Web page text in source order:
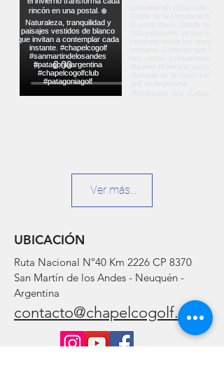
Ver más...
UBICACIÓN
Ruta Nacional Nº40 Km 2226 CP 8370
San Martín de los Andes - Neuquén -
Argentina
contacto@chapelcogolf.com